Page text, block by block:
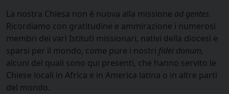
La nostra Chiesa non è nuova alla missione ad gentes.
Ricordiamo con gratitudine e ammirazione i numerosi
membri dei vari Istituti missionari, nativi della diocesi e
sparsi per il mondo, come pure i nostri fidei donum,
alcuni dei quali sono qui presenti, che hanno servito le
Chiese locali in Africa e in America latina o in altre parti
del mondo.